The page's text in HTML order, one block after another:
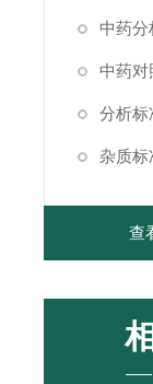
中药分
中药对
分析标
杂质标
查